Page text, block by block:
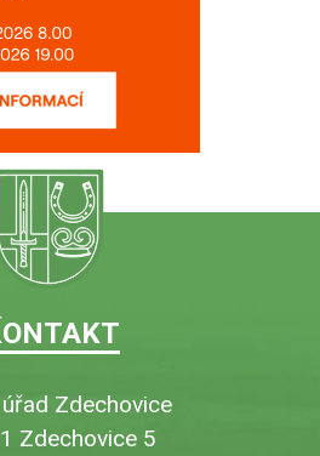
ONTAKT
Zdechovice
Zdechovice 5